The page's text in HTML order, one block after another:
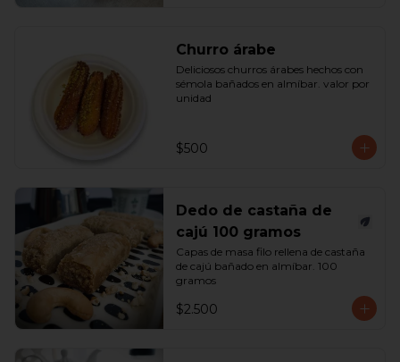
Churro árabe
Deliciosos churros árabes hechos con
sémola bañados en almíbar. valor por
unidad
$500
Dedo de castaña de
cajú 100 gramos
Capas de masa filo rellena de castaña
de cajú bañado en almíbar. 100
gramos
$2.500